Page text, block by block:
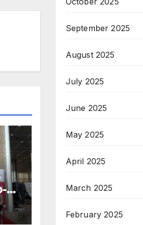
September 2025
August 2025
July 2025
June 2025
May 2025
April 2025
March 2025
February 2025